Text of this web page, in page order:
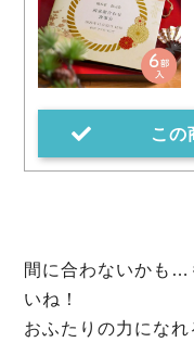
この
間に合わないかも…
いね！
おふたりの力になれ